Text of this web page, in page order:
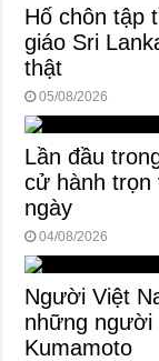
Hố chôn tập
giáo Sri
thật
05/08/2026
Lần đầu
cử hành trọn
ngày
04/08/2026
Người Việt
những người
Kumamoto